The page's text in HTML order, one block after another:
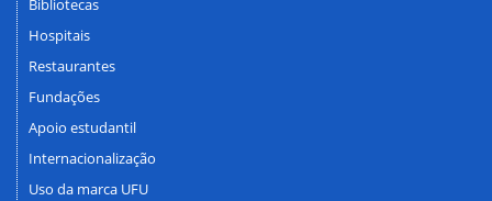
Bibliotecas
Hospitais
Restaurantes
Fundações
Apoio estudantil
Internacionalização
Uso da marca UFU